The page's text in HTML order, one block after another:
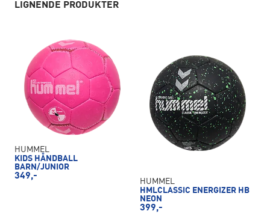
LIGNENDE PRODUKTER
HUMMEL
KIDS HÅNDBALL
BARN/JUNIOR
349,-
HUMMEL
HMLCLASSIC ENERGIZER HB
NEON
399,-